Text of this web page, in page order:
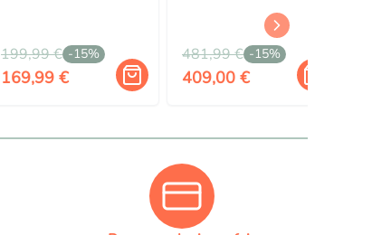
(80x190)
199,99 € -15%
169,99 €
Hauteur 21 CM -
Soutien Ferme -
(2_x_90_x_190_cm)
481,99 € -15%
409,00 €